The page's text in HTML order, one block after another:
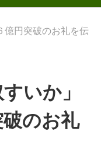
億円突破のお礼を伝
いか」
のお礼